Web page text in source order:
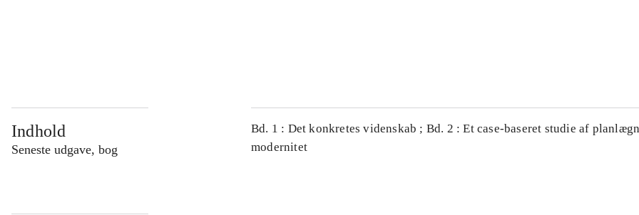
Indhold
Seneste udgave, bog
Bd. 1 : Det konkretes videnskab ; Bd. 2 : Et case-baseret studie af
modernitet